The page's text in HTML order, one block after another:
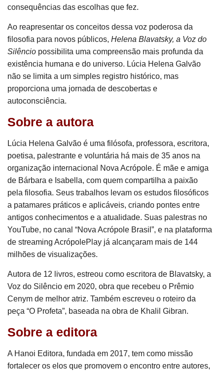
consequências das escolhas que fez.
Ao reapresentar os conceitos dessa voz poderosa da
filosofia para novos públicos, Helena Blavatsky, a Voz do
Silêncio possibilita uma compreensão mais profunda da
existência humana e do universo. Lúcia Helena Galvão
não se limita a um simples registro histórico, mas
proporciona uma jornada de descobertas e
autoconsciência.
Sobre a autora
Lúcia Helena Galvão é uma filósofa, professora, escritora,
poetisa, palestrante e voluntária há mais de 35 anos na
organização internacional Nova Acrópole. É mãe e amiga
de Bárbara e Isabella, com quem compartilha a paixão
pela filosofia. Seus trabalhos levam os estudos filosóficos
a patamares práticos e aplicáveis, criando pontes entre
antigos conhecimentos e a atualidade. Suas palestras no
YouTube, no canal “Nova Acrópole Brasil”, e na plataforma
de streaming AcrópolePlay já alcançaram mais de 144
milhões de visualizações.
Autora de 12 livros, estreou como escritora de Blavatsky, a
Voz do Silêncio em 2020, obra que recebeu o Prêmio
Cenym de melhor atriz. Também escreveu o roteiro da
peça “O Profeta”, baseada na obra de Khalil Gibran.
Sobre a editora
A Hanoi Editora, fundada em 2017, tem como missão
fortalecer os elos que promovem o encontro entre autores,